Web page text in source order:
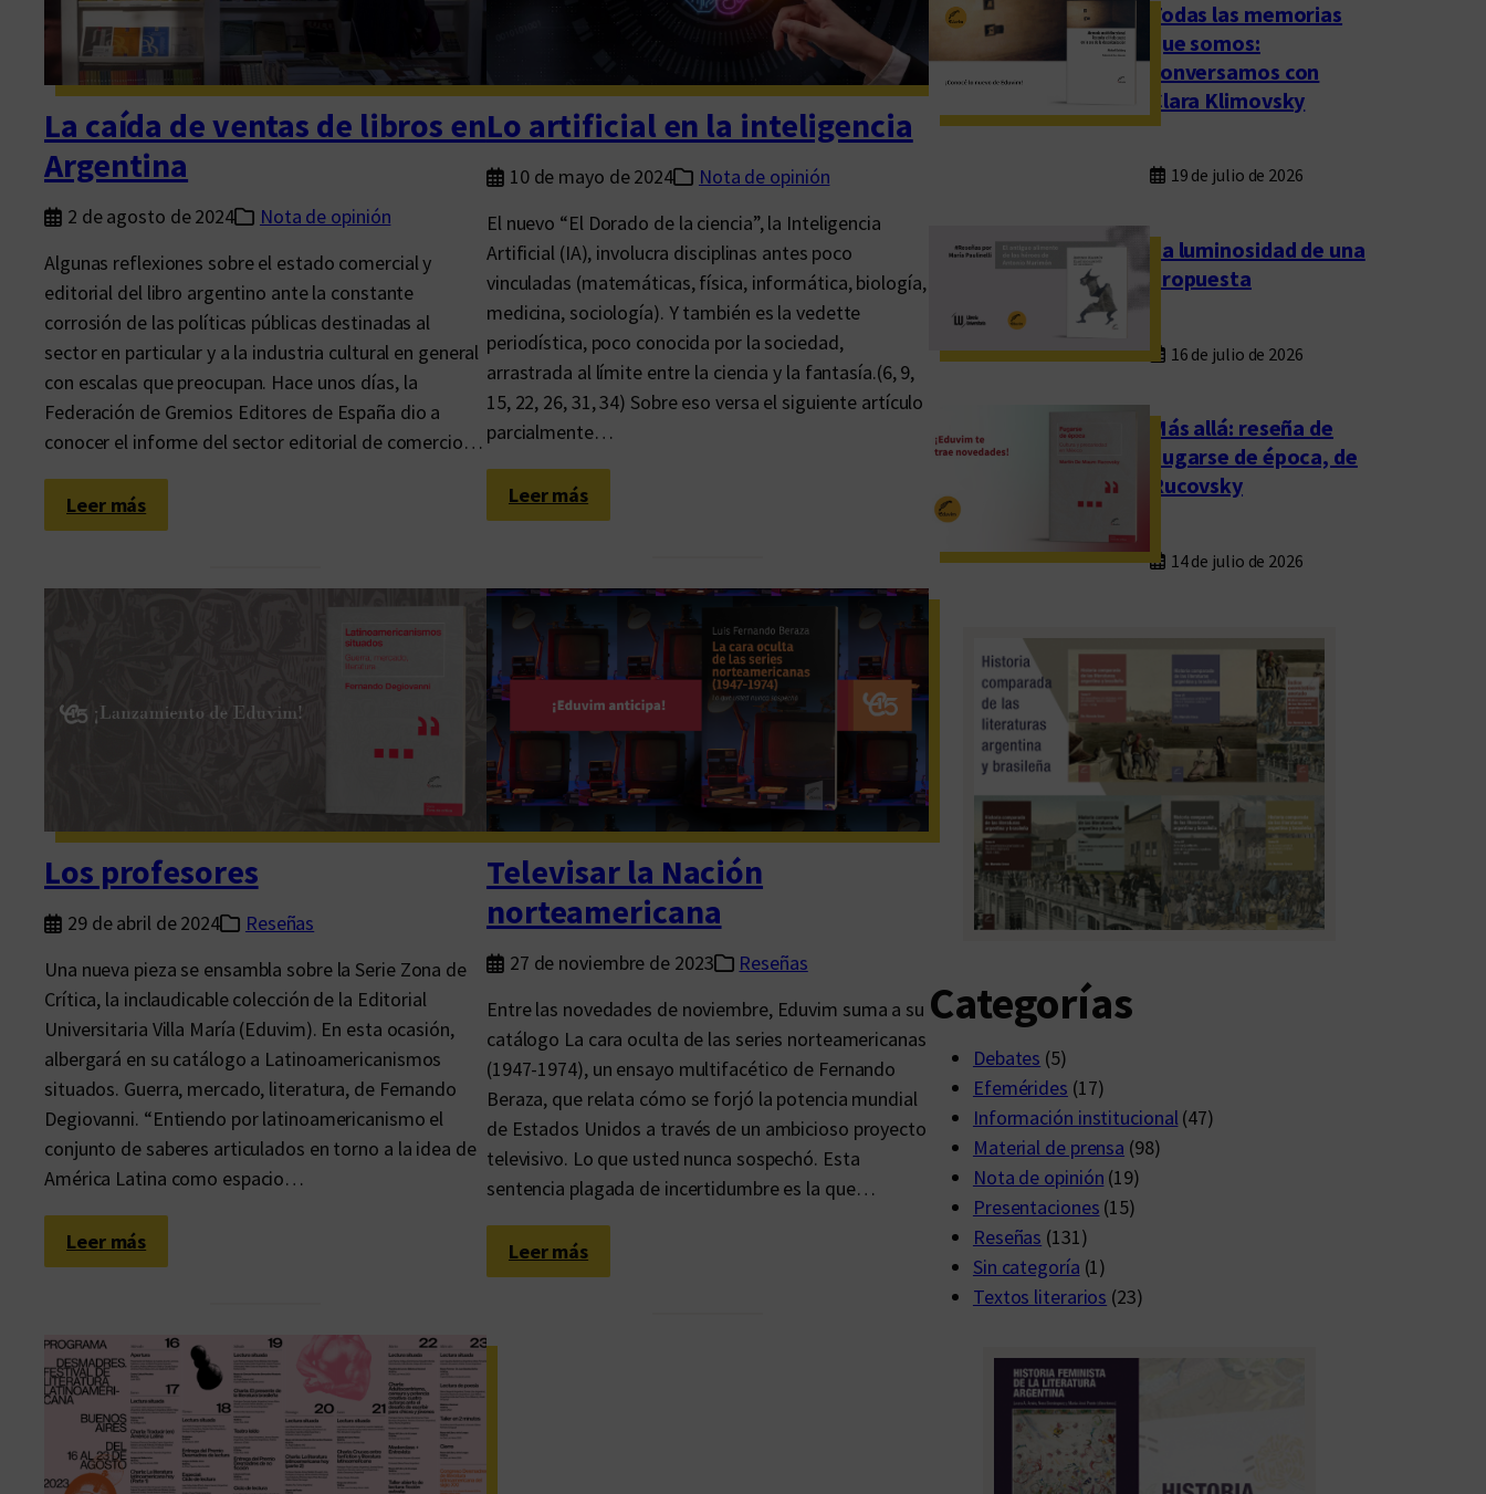
a
n
u
e
v
o
s
e
c
t
o
r
e
s
c
a
P
O
?
La caída de ventas de libros en
Argentina
2 de agosto de 2024
Nota de opinión
Algunas reflexiones sobre el estado comercial y
editorial del libro argentino ante la constante
corrosión de las políticas públicas destinadas al
sector en particular y a la industria cultural en general
con escalas que preocupan. Hace unos días, la
Federación de Gremios Editores de España dio a
conocer el informe del sector editorial de comercio…
Leer más:
L
c
a
e
n
t
a
d
e
l
b
o
s
e
n
e
n
t
i
Lo artificial en la inteligencia
10 de mayo de 2024
Nota de opinión
El nuevo “El Dorado de la ciencia”, la Inteligencia
Artificial (IA), involucra disciplinas antes poco
vinculadas (matemáticas, física, informática, biología,
medicina, sociología). Y también es la vedette
periodística, poco conocida por la sociedad,
arrastrada al límite entre la ciencia y la fantasía.(6, 9,
15, 22, 26, 31, 34) Sobre eso versa el siguiente artículo
parcialmente…
Leer más:
L
a
f
i
c
i
e
n
a
i
n
t
e
l
i
g
Los profesores
29 de abril de 2024
Reseñas
Una nueva pieza se ensambla sobre la Serie Zona de
Crítica, la inclaudicable colección de la Editorial
Universitaria Villa María (Eduvim). En esta ocasión,
albergará en su catálogo a Latinoamericanismos
situados. Guerra, mercado, literatura, de Fernando
Degiovanni. “Entiendo por latinoamericanismo el
conjunto de saberes articulados en torno a la idea de
América Latina como espacio…
Leer más:
L
p
o
f
e
Televisar la Nación
norteamericana
27 de noviembre de 2023
Reseñas
Entre las novedades de noviembre, Eduvim suma a su
catálogo La cara oculta de las series norteamericanas
(1947-1974), un ensayo multifacético de Fernando
Beraza, que relata cómo se forjó la potencia mundial
de Estados Unidos a través de un ambicioso proyecto
televisivo. Lo que usted nunca sospechó. Esta
sentencia plagada de incertidumbre es la que…
Leer más:
T
Todas las memorias
que somos:
conversamos con
Clara Klimovsky
19 de julio de 2026
La luminosidad de una
propuesta
16 de julio de 2026
Más allá: reseña de
Fugarse de época, de
Rucovsky
14 de julio de 2026
Categorías
Debates (5)
Efemérides (17)
Información institucional(47)
Material de prensa (98)
Nota de opinión (19)
Presentaciones (15)
Reseñas (131)
Sin categoría (1)
Textos literarios (23)